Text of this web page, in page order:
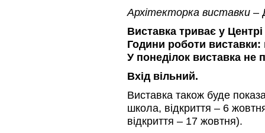
Архітекторка виставки –
Виставка триває у
Години роботи виставки:
У понеділок виставка не
Вхід вільний.
Виставка також буде
школа, відкриття – 6
відкриття – 17 жовтня).